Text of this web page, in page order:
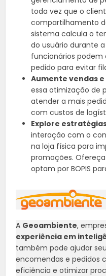
toda vez que o
compartilhamento
sistema calcula o
do usuário durante
funcionários podem
pedido para evitar
Aumente vendas
essa otimização de
atender a mais
com custos de
Explore
interação com o
na loja física para
promoções.
optam por BOPIS
A Geoambiente,
experiência em
também pode ajudar
encomendas e pedidos
eficiência e otimizar